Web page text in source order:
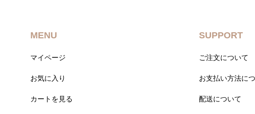
MENU
マイページ
お気に入り
カートを見る
SUPPORT
ご注文について
お支払い方法に
配送について